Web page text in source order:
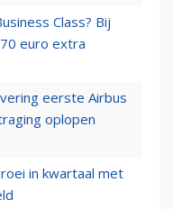
Class? Bij
euro extra
eerste Airbus
oplopen
in kwartaal met